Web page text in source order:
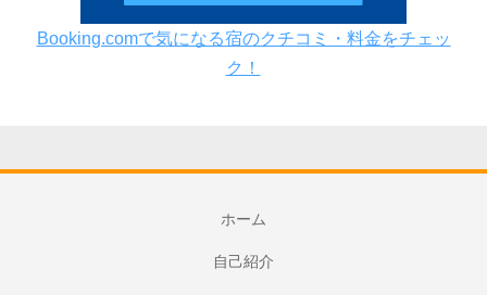
Booking.comで気になる宿のクチコミ・料金をチェッ
ク！
ホーム
自己紹介